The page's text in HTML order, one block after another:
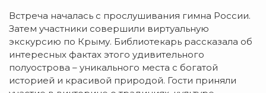
Встреча началась с прослушивания гимна России.
Затем участники совершили виртуальную
экскурсию по Крыму. Библиотекарь рассказала об
интересных фактах этого удивительного
полуострова – уникального места с богатой
историей и красивой природой. Гости приняли